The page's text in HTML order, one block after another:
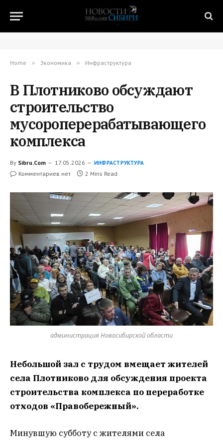
Home » Экономика » Инфраструктура
В Плотниково обсуждают
строительство
мусороперерабатывающего
комплекса
By Sibru.Com 17.05.2026 ИНФРАСТРУКТУРА
Комментариев нет 2 Mins Read
администрация Новосибирской области
Небольшой зал с трудом вмещает жителей
села Плотниково для обсуждения проекта
строительства комплекса по переработке
отходов «Правобережный».
Минувшую субботу с жителями села